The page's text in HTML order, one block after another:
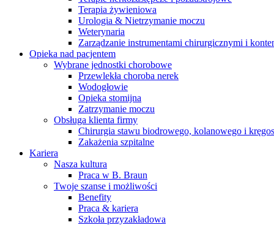
Katalog produktów
Znajdź produkt, którego szukasz. ​
Odwiedź katalog produktów B. Braun​
i poznaj nasze portfolio.
Skontaktuj się z nami. Znajdź swojego ​przedstawiciela
pomoże Ci dobrać odpowiednie​
rozwiązanie.
Terapia żywieniowa
Urologia & Nietrzymanie moczu
Weterynaria
Zarządzanie instrumentami chirurgicznymi i
Opieka nad pacjentem
Wybrane jednostki chorobowe
Przewlekła choroba nerek
Wodogłowie
Opieka stomijna
Zatrzymanie moczu
Obsługa klienta firmy
Chirurgia stawu biodrowego, kolanowego i
Zakażenia szpitalne
Kariera
Nasza kultura
Praca w B. Braun
Twoje szanse i możliwości
Benefity
Praca & kariera
Szkoła przyzakładowa